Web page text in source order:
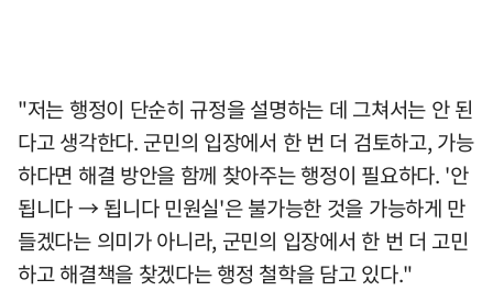
"저는 행정이 단순히 규정을 설명하는 데 그쳐서는 안 된
다고 생각한다. 군민의 입장에서 한 번 더 검토하고, 가능
하다면 해결 방안을 함께 찾아주는 행정이 필요하다. '안
됩니다 → 됩니다 민원실'은 불가능한 것을 가능하게 만
들겠다는 의미가 아니라, 군민의 입장에서 한 번 더 고민
하고 해결책을 찾겠다는 행정 철학을 담고 있다."